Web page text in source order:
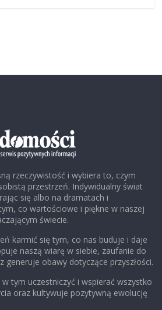
rzeczywistość i wybiera to, czym
przestrzeń. Indywidualny świat
się albo na dramatach i
co wartościowe i piękne w naszej
świecie.
karmić się tym, co nas buduje i daje
naszą wiarę w siebie, zaufanie do
generuje obawy dotyczące przyszłości.
w tym uczestniczyć i wspierać wszystko
oraz kultywuje pozytywną ewolucję